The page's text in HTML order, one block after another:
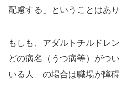
配慮する」ということはあ
もしも、アダルトチルドレ
どの病名（うつ病等）がつ
いる人」の場合は職場が障